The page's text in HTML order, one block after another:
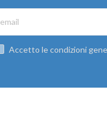
Accetto le condizioni